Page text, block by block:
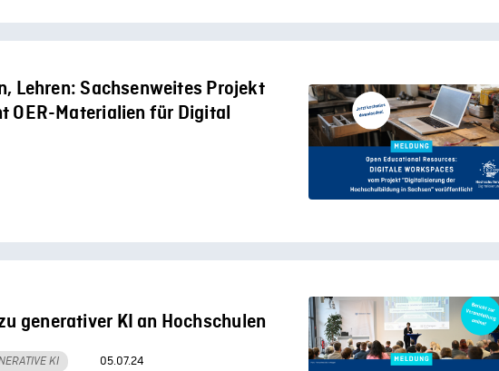
Lehren: Sachsenweites Projekt
OER-Materialien für Digital
generativer KI an Hochschulen
KI 05.07.24